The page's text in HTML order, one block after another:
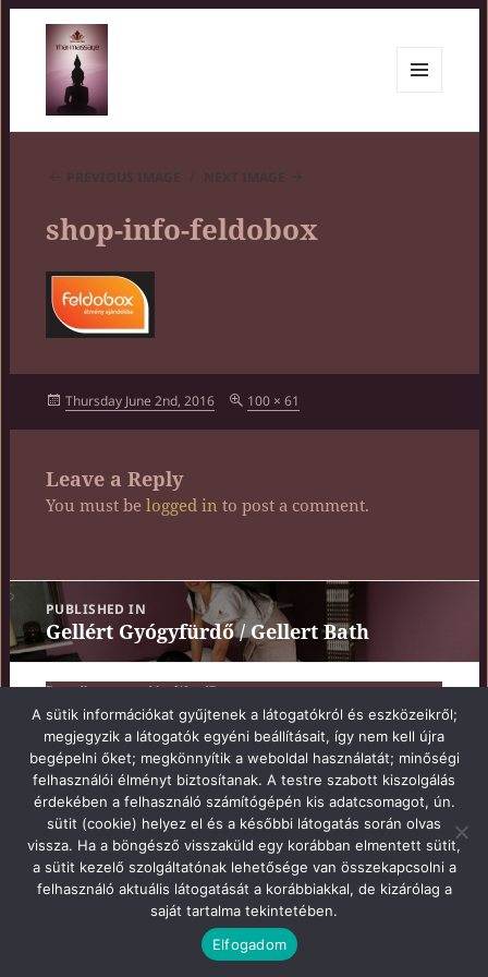
WIDGETS
PREVIOUS IMAGE NEXT IMAGE
shop-info-feldobox
Posted
Thursday June 2nd, 2016
Full
100 × 61
Leave a Reply
You must be logged in to post a comment.
Post
navigation
PUBLISHED IN
Gellért Gyógyfürdő / Gellert Bath
Proudly powered by WordPress
A sütik információkat gyűjtenek a látogatókról és eszközeikről;
megjegyzik a látogatók egyéni beállításait, így nem kell újra
begépelni őket; megkönnyítik a weboldal használatát; minőségi
felhasználói élményt biztosítanak. A testre szabott kiszolgálás
érdekében a felhasználó számítógépén kis adatcsomagot, ún.
sütit (cookie) helyez el és a későbbi látogatás során olvas
vissza. Ha a böngésző visszaküld egy korábban elmentett sütit,
a sütit kezelő szolgáltatónak lehetősége van összekapcsolni a
felhasználó aktuális látogatását a korábbiakkal, de kizárólag a
saját tartalma tekintetében.
Elfogadom